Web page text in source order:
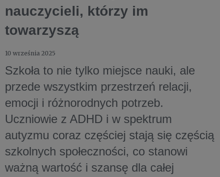
nauczycieli, którzy im
towarzyszą
10 września 2025
Szkoła to nie tylko miejsce nauki, ale
przede wszystkim przestrzeń relacji,
emocji i różnorodnych potrzeb.
Uczniowie z ADHD i w spektrum
autyzmu coraz częściej stają się częścią
szkolnych społeczności, co stanowi
ważną wartość i szansę dla całej